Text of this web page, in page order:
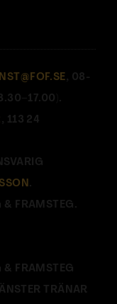
, 08-
, 113 24
.
& FRAMSTEG.
& FRAMSTEG
TRÄNAR